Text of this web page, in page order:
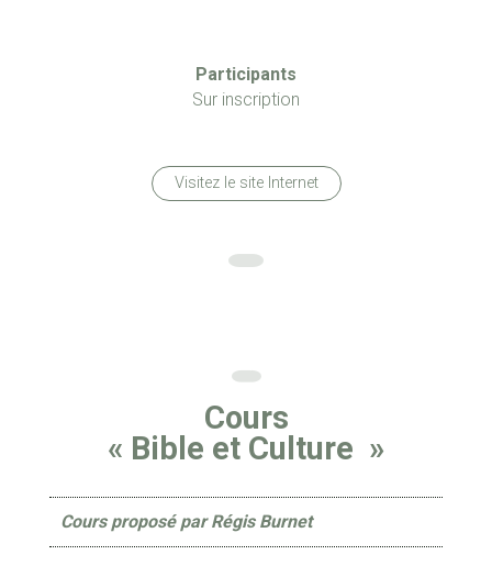
Participants
Sur inscription
Visitez le site Internet
Cours
« Bible et Culture »
Cours proposé par Régis Burnet